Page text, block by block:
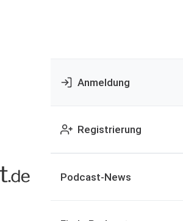
Anmeldung
Registrierung
Podcast-News